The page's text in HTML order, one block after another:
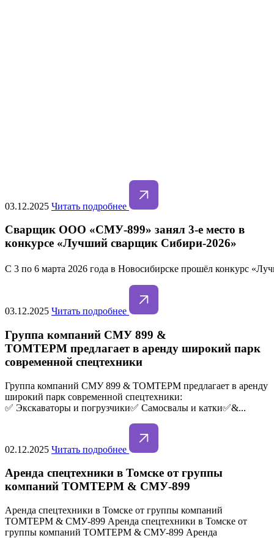
03.12.2025 Читать подробнее
Сварщик ООО «СМУ-899» занял 3-е место в
конкурсе «Лучший сварщик Сибири-2026»
С 3 по 6 марта 2026 года в Новосибирске прошёл конкурс
03.12.2025 Читать подробнее
Группа компаний СМУ 899 &
ТОМТЕРМ предлагает в аренду широкий парк
современной спецтехники
Группа компаний СМУ 899 & ТОМТЕРМ предлагает в аренду
широкий парк современной спецтехники:
✅ Экскаваторы и погрузчики✅ Самосвалы и катки✅&...
02.12.2025 Читать подробнее
Аренда спецтехники в Томске от группы
компаний ТОМТЕРМ & СМУ-899
Аренда спецтехники в Томске от группы компаний
ТОМТЕРМ & СМУ-899 Аренда спецтехники в Томске от
группы компаний ТОМТЕРМ & СМУ-899 Аренда